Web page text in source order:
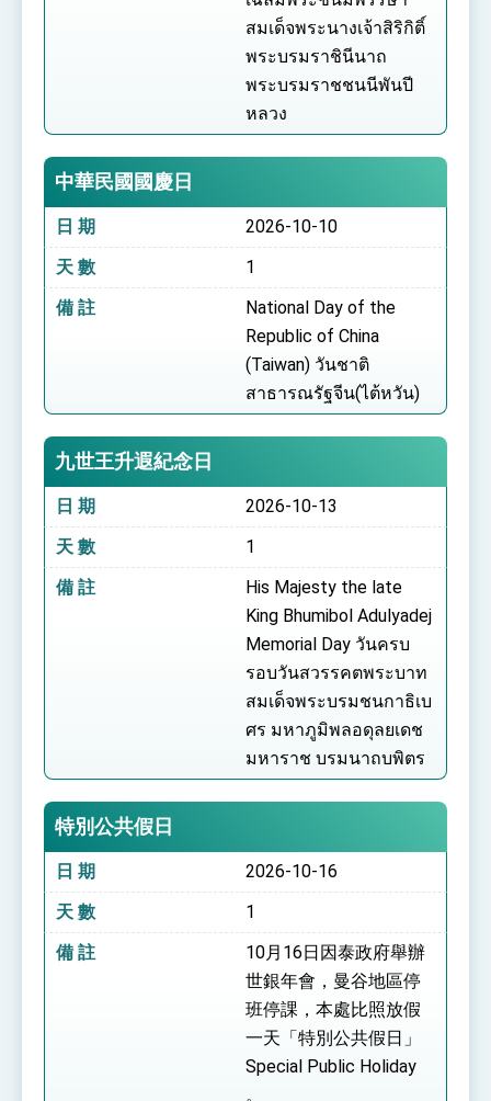
สมเด็จพระนางเจ้าสิริกิติ์
พระบรมราชินีนาถ
พระบรมราชชนนีพันปี
หลวง
中華民國國慶日
日 期
2026-10-10
天 數
1
備 註
National Day of the
Republic of China
(Taiwan) วันชาติ
สาธารณรัฐจีน(ไต้หวัน)
九世王升遐紀念日
日 期
2026-10-13
天 數
1
備 註
His Majesty the late
King Bhumibol Adulyadej
Memorial Day วันครบ
รอบวันสวรรคตพระบาท
สมเด็จพระบรมชนกาธิเบ
ศร มหาภูมิพลอดุลยเดช
มหาราช บรมนาถบพิตร
特別公共假日
日 期
2026-10-16
天 數
1
備 註
10月16日因泰政府舉辦
世銀年會，曼谷地區停
班停課，本處比照放假
一天「特別公共假日」
Special Public Holiday
。